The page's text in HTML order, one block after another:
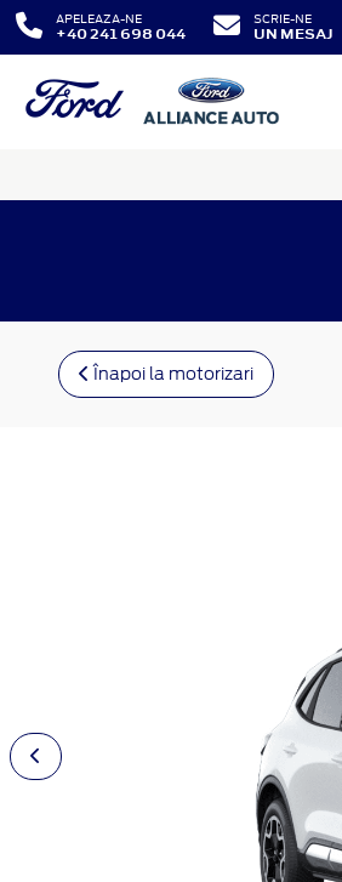
APELEAZA-NE
+40 241 698 044
SCRIE-NE
UN MESAJ
Înapoi la motorizari